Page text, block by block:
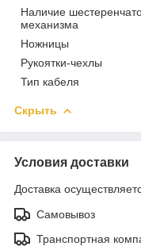
Наличие
механизма
Ножницы
Рукоятки-чехлы
Тип кабеля
Скрыть
Условия доставки
Доставка
Самовывоз
Транспортная